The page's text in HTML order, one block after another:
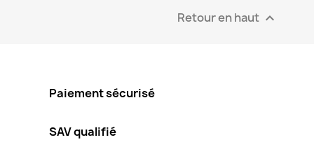
Retour en haut 
Paiement sécurisé
SAV qualifié